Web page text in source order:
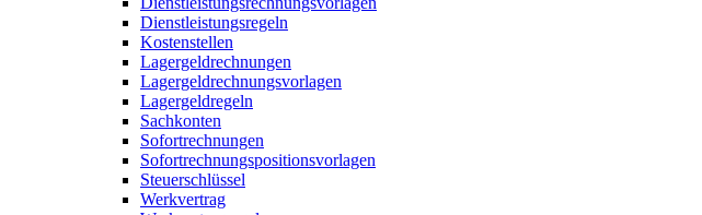
Dienstleistungsregeln
Kostenstellen
Lagergeldrechnungen
Lagergeldrechnungsvorlagen
Lagergeldregeln
Sachkonten
Sofortrechnungen
Sofortrechnungspositionsvorlagen
Steuerschlüssel
Werkvertrag